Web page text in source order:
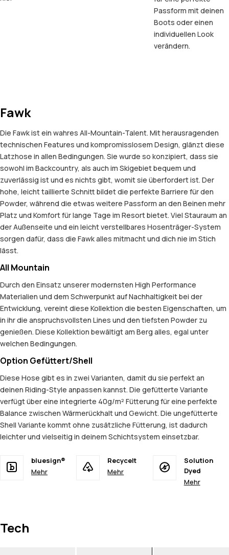
Passform mit deinen
Boots oder einen
individuellen Look
verändern.
Fawk
Die Fawk ist ein wahres All-Mountain-Talent. Mit herausragenden
technischen Features und kompromisslosem Design, glänzt diese
Latzhose in allen Bedingungen. Sie wurde so konzipiert, dass sie
sowohl im Backcountry, als auch im Skigebiet bequem und
zuverlässig ist und es nichts gibt, womit sie überfordert ist. Der
hohe, leicht taillierte Schnitt bildet die perfekte Barriere für den
Powder, während die etwas weitere Passform an den Beinen mehr
Platz und Komfort für lange Tage im Resort bietet. Viel Stauraum an
der Außenseite und ein leicht verstellbares Hosenträger-System
sorgen dafür, dass die Fawk alles mitmacht und dich nie im Stich
lässt.
All Mountain
Durch den Einsatz unserer modernsten High Performance
Materialien und dem Schwerpunkt auf Nachhaltigkeit bei der
Entwicklung, vereint diese Kollektion die besten Eigenschaften, um
in ihr die anspruchsvollsten Lines und den tiefsten Powder zu
genießen. Diese Kollektion bewältigt am Berg alles, egal unter
welchen Bedingungen.
Option Gefüttert/Shell
Diese Hose gibt es in zwei Varianten, damit du sie perfekt an
deinen Riding-Style anpassen kannst. Die gefütterte Variante
verfügt über eine integrierte 40g/m² Fütterung für eine perfekte
Balance zwischen Wärmerückhalt und Gewicht. Die ungefütterte
Shell Variante kommt ohne zusätzliche Fütterung, ist dadurch
leichter und vielseitig in deinem Schichtsystem einsetzbar.
bluesign®
Mehr
Recycelt
Mehr
Solution
Dyed
Mehr
Tech